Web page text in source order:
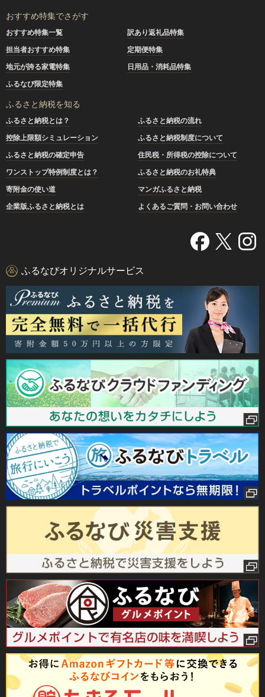
おすすめ特集でさがす
おすすめ特集一覧
訳あり返礼品特集
担当者おすすめ特集
定期便特集
地元が誇る家電特集
日用品・消耗品特集
ふるなび限定特集
ふるさと納税を知る
ふるさと納税とは？
ふるさと納税の流れ
控除上限額シミュレーション
ふるさと納税制度について
ふるさと納税の確定申告
住民税・所得税の控除について
ワンストップ特例制度とは？
ふるさと納税のお礼特典
寄附金の使い道
マンガふるさと納税
企業版ふるさと納税とは
よくあるご質問・お問い合わせ
ふるなびオリジナルサービス